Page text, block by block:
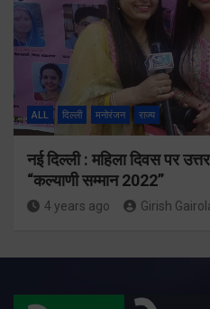
ALL दिल्ली मनोरंजन राज्य
नई दिल्ली : महिला दिवस पर
“कल्याणी सम्मान 2022”
4 years ago Girish